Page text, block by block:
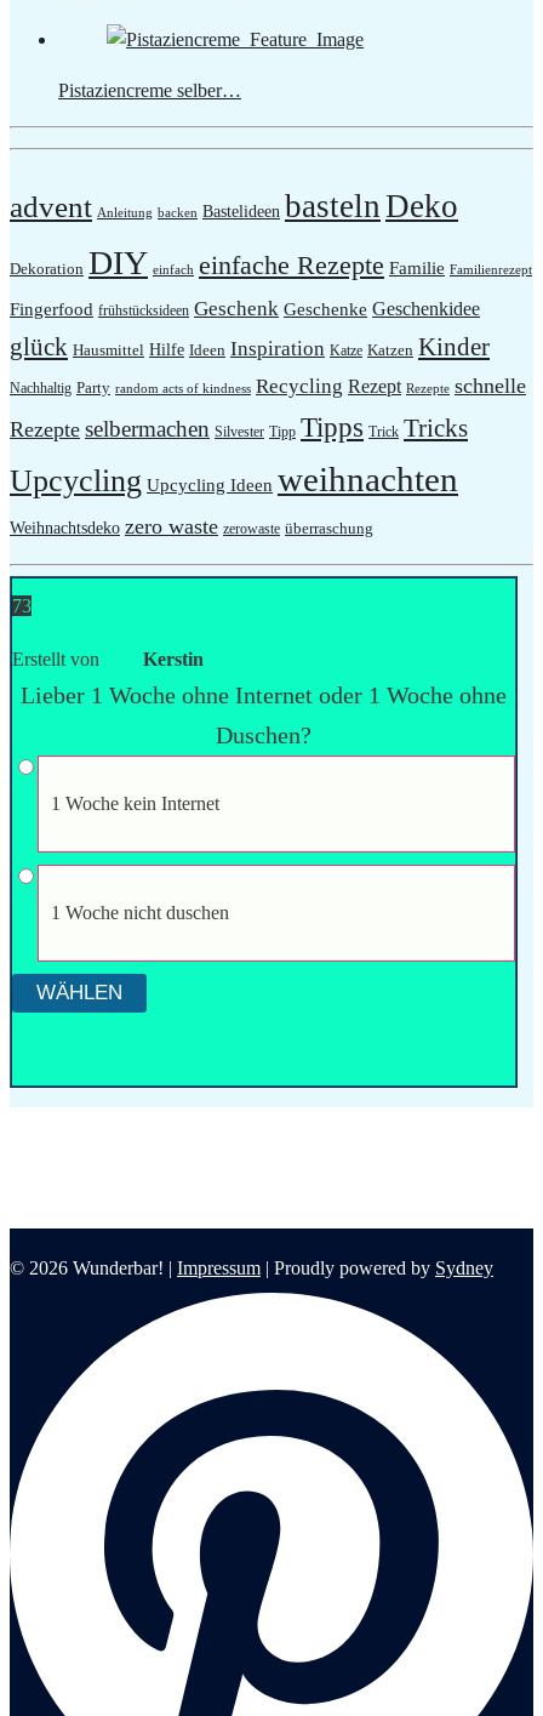
Pistaziencreme selber…
advent Anleitung backen Bastelideen basteln Deko
Dekoration DIY einfach einfache Rezepte Familie Familienrezept
Fingerfood frühstücksideen Geschenk Geschenke Geschenkidee
glück Hausmittel Hilfe Ideen Inspiration Katze Katzen Kinder
Nachhaltig Party random acts of kindness Recycling Rezept Rezepte schnelle
Rezepte selbermachen Silvester Tipp Tipps Trick Tricks
Upcycling Upcycling Ideen weihnachten
Weihnachtsdeko zero waste zerowaste überraschung
73
Erstellt von Kerstin
Lieber 1 Woche ohne Internet oder 1 Woche ohne
Duschen?
1 Woche kein Internet
1 Woche nicht duschen
© 2026 Wunderbar! | Impressum | Proudly powered by Sydney